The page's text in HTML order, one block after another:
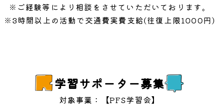
※ご経験等により 相談をさせていただいております。
※3時間以上の活動で交通費実費支給(往復上限1000円)
学習サポーター募集
対象事業：【PFS学習会】